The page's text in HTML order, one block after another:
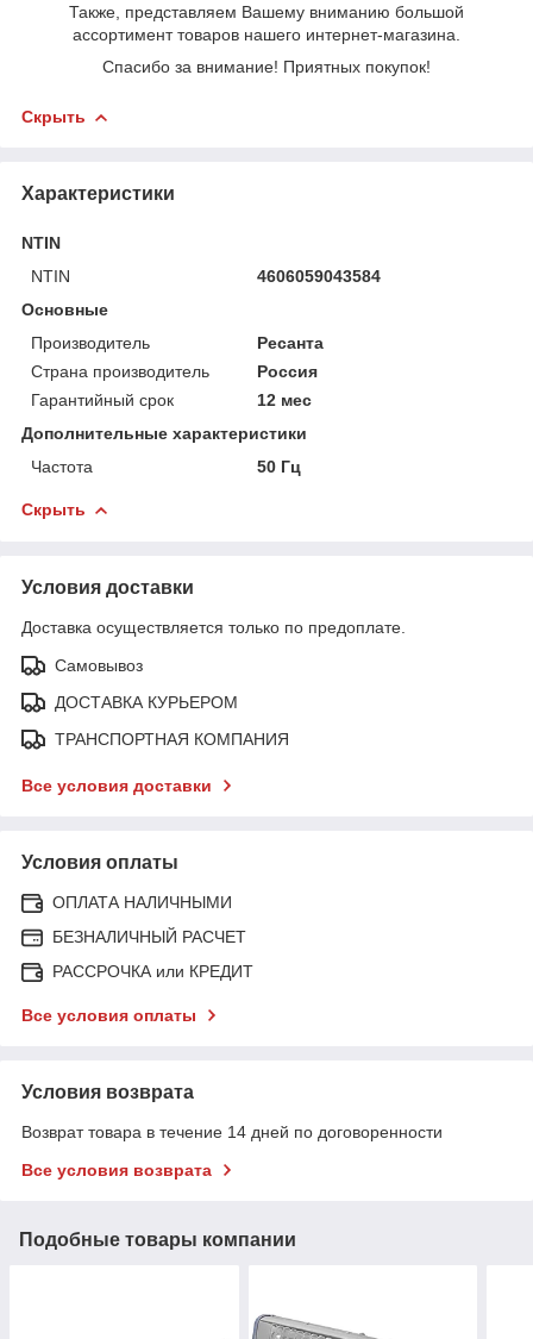
Также, представляем Вашему вниманию большой
ассортимент товаров нашего интернет-магазина.
Спасибо за внимание! Приятных покупок!
Скрыть
Характеристики
NTIN
NTIN
4606059043584
Основные
Производитель
Ресанта
Страна производитель
Россия
Гарантийный срок
12 мес
Дополнительные характеристики
Частота
50 Гц
Скрыть
Условия доставки
Доставка осуществляется только по предоплате.
Самовывоз
ДОСТАВКА КУРЬЕРОМ
ТРАНСПОРТНАЯ КОМПАНИЯ
Все условия доставки
Условия оплаты
ОПЛАТА НАЛИЧНЫМИ
БЕЗНАЛИЧНЫЙ РАСЧЕТ
РАССРОЧКА или КРЕДИТ
Все условия оплаты
Условия возврата
Возврат товара в течение 14 дней по договоренности
Все условия возврата
Подобные товары компании